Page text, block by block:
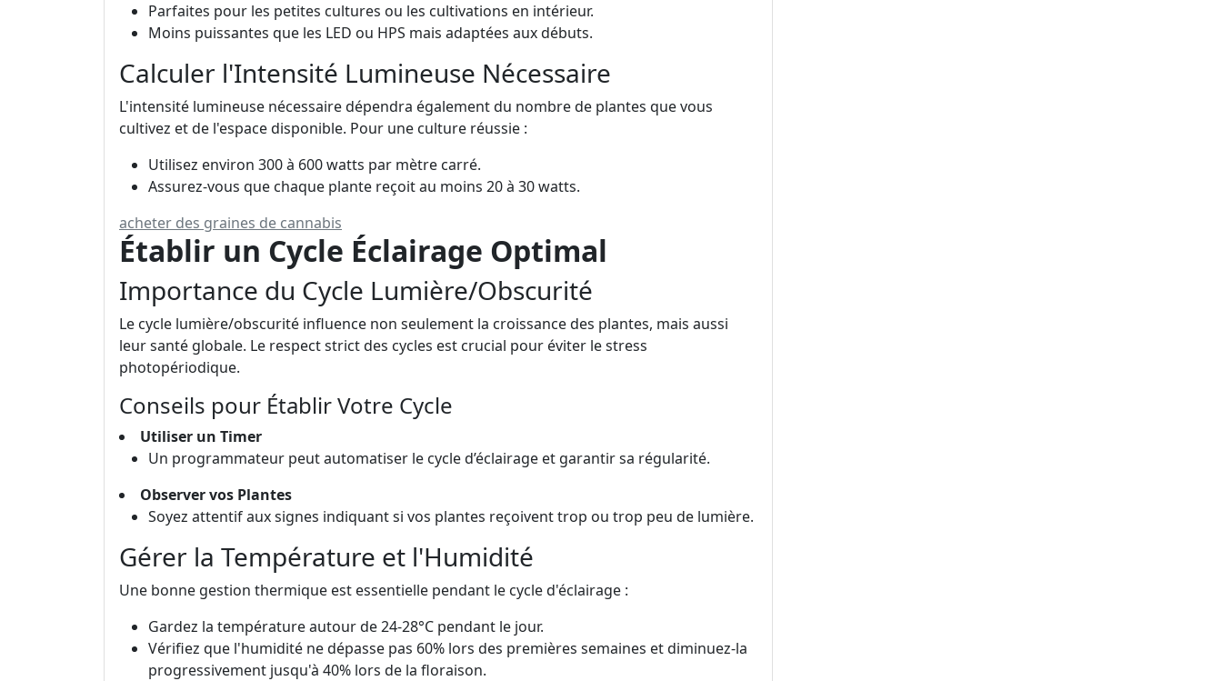
Parfaites pour les petites cultures ou les cultivations en intérieur.
Moins puissantes que les LED ou HPS mais adaptées aux débuts.
Calculer l'Intensité Lumineuse Nécessaire
L'intensité lumineuse nécessaire dépendra également du nombre de plantes que vous
cultivez et de l'espace disponible. Pour une culture réussie :
Utilisez environ 300 à 600 watts par mètre carré.
Assurez-vous que chaque plante reçoit au moins 20 à 30 watts.
acheter des graines de cannabis
Établir un Cycle Éclairage Optimal
Importance du Cycle Lumière/Obscurité
Le cycle lumière/obscurité influence non seulement la croissance des plantes, mais aussi
leur santé globale. Le respect strict des cycles est crucial pour éviter le stress
photopériodique.
Conseils pour Établir Votre Cycle
Utiliser un Timer
Un programmateur peut automatiser le cycle d’éclairage et garantir sa régularité.
Observer vos Plantes
Soyez attentif aux signes indiquant si vos plantes reçoivent trop ou trop peu de lumière.
Gérer la Température et l'Humidité
Une bonne gestion thermique est essentielle pendant le cycle d'éclairage :
Gardez la température autour de 24-28°C pendant le jour.
Vérifiez que l'humidité ne dépasse pas 60% lors des premières semaines et diminuez-la
progressivement jusqu'à 40% lors de la floraison.